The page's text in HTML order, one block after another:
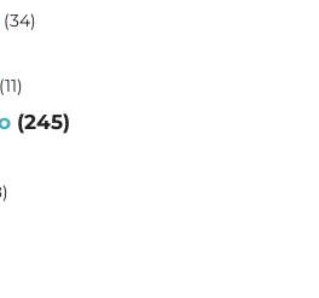
3434
1111
245245
78